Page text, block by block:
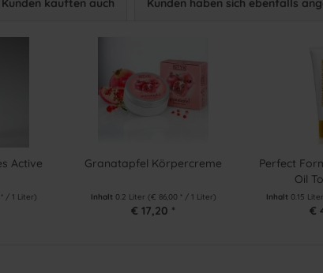
Active
* / 1 Liter)
Granatapfel Körpercreme
Inhalt 0.2 Liter (€ 86,00 * / 1 Liter)
€ 17,20 *
Perfect
Oil
Inhalt 0.15
€